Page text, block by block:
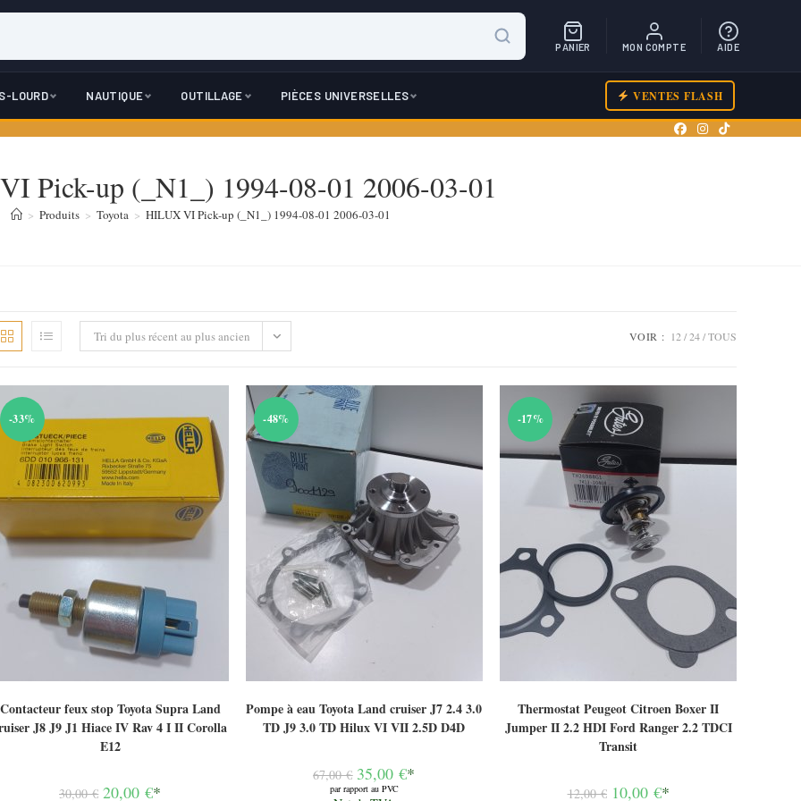
PANIER MON COMPTE AIDE
LOURD NAUTIQUE OUTILLAGE PIÈCES UNIVERSELLES VENTES FLASH
Pick-up (_N1_) 1994-08-01 2006-03-01
> Produits > Toyota > HILUX VI Pick-up (_N1_) 1994-08-01 2006-03-01
Tri du plus récent au plus ancien VOIR : 12 24 TOUS
-33%
Contacteur feux stop Toyota Supra Land
J8 J9 J1 Hiace IV Rav 4 I II Corolla
E12
30,00€ Le
20,00€*
-48%
Pompe à eau Toyota Land cruiser J7 2.4 3.0
TD J9 3.0 TD Hilux VI VII 2.5D D4D
67,00€ Le
prix
initial
35,00€*
par rapport au PVC
-17%
Thermostat Peugeot Citroen Boxer II
Jumper II 2.2 HDI Ford Ranger 2.2 TDCI
Transit
12,00€ Le
10,00 €*